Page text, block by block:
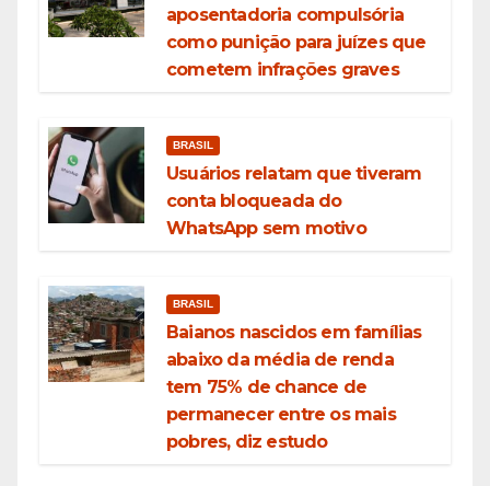
aposentadoria compulsória
como punição para juízes que
cometem infrações graves
BRASIL
Usuários relatam que tiveram
conta bloqueada do
WhatsApp sem motivo
BRASIL
Baianos nascidos em famílias
abaixo da média de renda
tem 75% de chance de
permanecer entre os mais
pobres, diz estudo